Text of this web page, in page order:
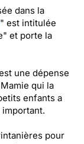
dans la
" est intitulée
et porte la
une dépense
qui la
enfants a
pour